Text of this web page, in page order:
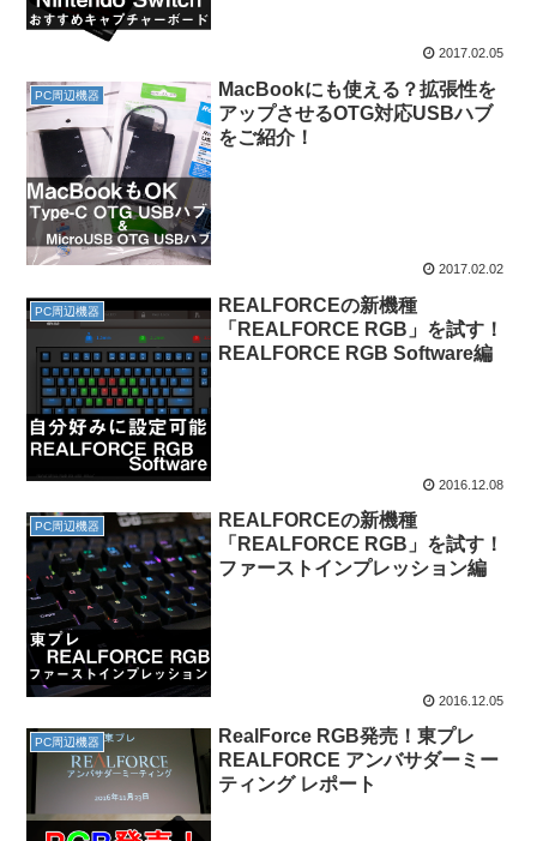
2017.02.05
PC周辺機器
MacBookにも使える？拡張性を
アップさせるOTG対応USBハブ
をご紹介！
2017.02.02
PC周辺機器
REALFORCEの新機種
「REALFORCE RGB」を試す！
REALFORCE RGB Software編
2016.12.08
PC周辺機器
REALFORCEの新機種
「REALFORCE RGB」を試す！
ファーストインプレッション編
2016.12.05
PC周辺機器
RealForce RGB発売！東プレ
REALFORCE アンバサダーミー
ティング レポート